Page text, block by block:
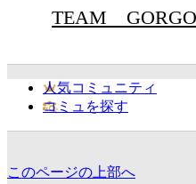
TEAM
人気コミュニティ
コミュを探す
このページの上部へ